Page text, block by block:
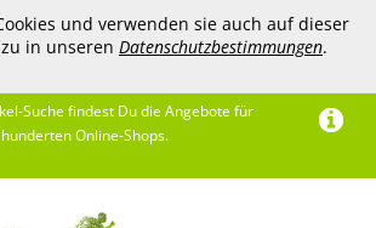
und verwenden sie auch auf dieser
in unseren Datenschutzbestimmungen.
Suche findest Du die Angebote für
Online-Shops.